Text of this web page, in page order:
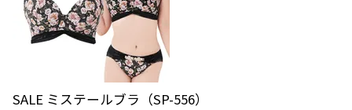
SALE ミステールブラ（SP-556）